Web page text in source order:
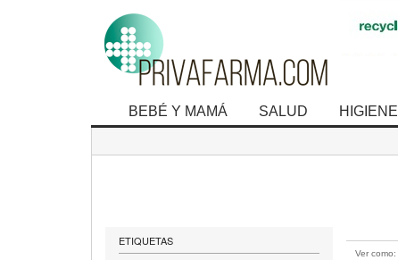
BEBÉ Y MAMÁ SALUD HIGIENE
Ver como:
ETIQUETAS